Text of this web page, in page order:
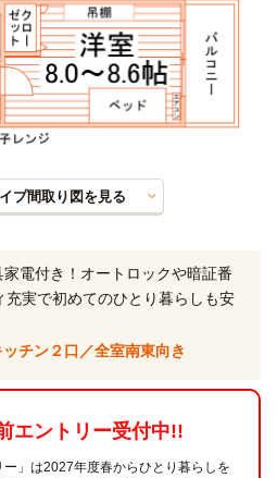
プ間取り図を見る
電付き！オートロックや暗証番
実で初めてのひとり暮らしも安
チン２口／全室南東向き
エントリー受付中!!
ー」は2027年度春からひとり暮らしを